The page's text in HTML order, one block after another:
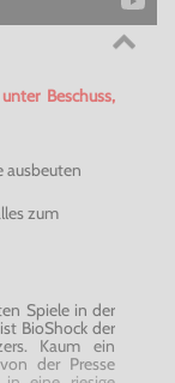
Beschuss,
ausbeuten
zum
Spiele in der
BioShock der
Kaum ein
der Presse